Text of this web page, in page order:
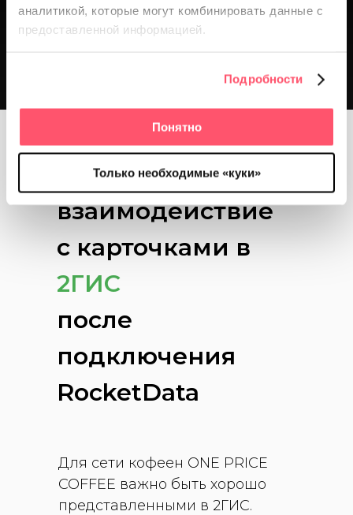
аналитикой, которые могут комбинировать данные с
предоставленной информацией.
Подробности
Понятно
Только необходимые «куки»
с точки зрения онлайн-
присутствия
Как изменилось
взаимодействие
с карточками в
2ГИС
после
подключения
RocketData
Для сети кофеен ONE PRICE
COFFEE важно быть хорошо
представленными в 2ГИС.